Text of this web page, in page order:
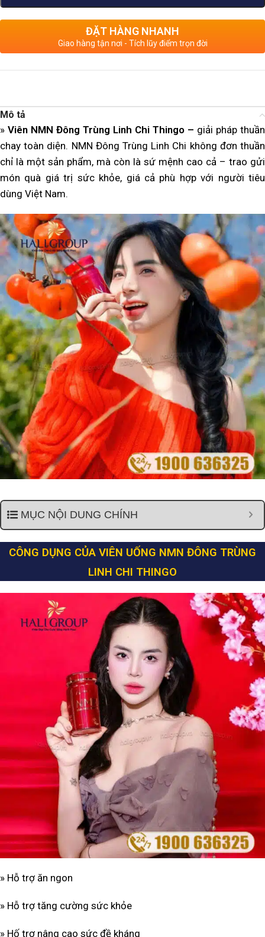
ĐẶT HÀNG NHANH
Giao hàng tận nơi - Tích lũy điểm trọn đời
Mô tả
» Viên NMN Đông Trùng Linh Chi Thingo – giải pháp thuần
chay toàn diện. NMN Đông Trùng Linh Chi không đơn thuần
chỉ là một sản phẩm, mà còn là sứ mệnh cao cả – trao gửi
món quà giá trị sức khỏe, giá cả phù hợp với người tiêu
dùng Việt Nam.
MỤC NỘI DUNG CHÍNH
CÔNG DỤNG CỦA VIÊN UỐNG NMN ĐÔNG TRÙNG
LINH CHI THINGO
» Hỗ trợ ăn ngon
» Hỗ trợ tăng cường sức khỏe
» Hố trợ nâng cao sức đề kháng